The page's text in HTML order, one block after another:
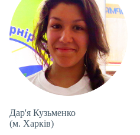
Дар'я Кузьменко
(м. Харків)